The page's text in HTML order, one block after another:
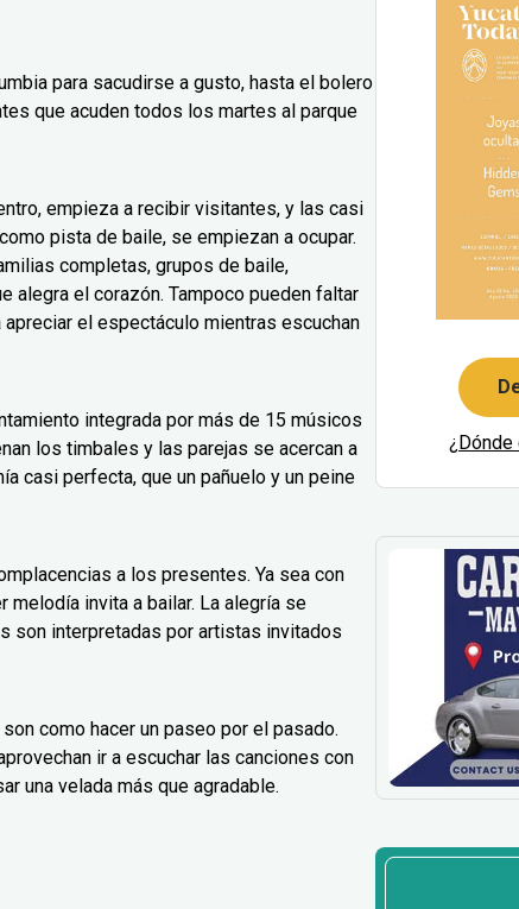
para sacudirse a gusto, hasta el bolero
que acuden todos los martes al parque
empieza a recibir visitantes, y las casi
pista de baile, se empiezan a ocupar.
completas, grupos de baile,
alegra el corazón. Tampoco pueden faltar
el espectáculo mientras escuchan
integrada por más de 15 músicos
los timbales y las parejas se acercan a
casi perfecta, que un pañuelo y un peine
a los presentes. Ya sea con
melodía invita a bailar. La alegría se
son interpretadas por artistas invitados
como hacer un paseo por el pasado.
ir a escuchar las canciones con
una velada más que agradable.
¿Dónde